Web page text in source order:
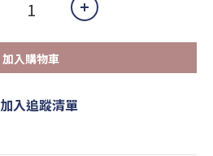
加入購物車
加入追蹤清單